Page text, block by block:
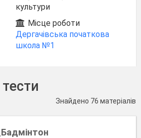
культури
Місце роботи
Дергачівська початкова
школа №1
Знайдено 76 матеріалів